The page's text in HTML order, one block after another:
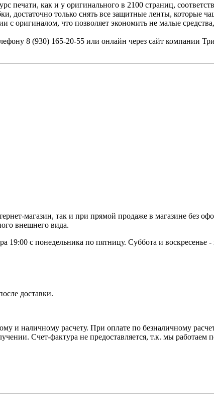
печати, как и у оригинального в 2100 страниц,
достаточно только снять все защитные ленты, которые
оригиналом, что позволяет экономить не малые средства,
8 (930) 165-20-55 или онлайн через сайт компании
магазин, так и при прямой продаже в магазине без
внешнего вида.
19:00 с понедельника по пятницу. Суббота и воскресенье
доставки.
и наличному расчету. При оплате по безналичному
Счет-фактура не предоставляется, т.к. мы